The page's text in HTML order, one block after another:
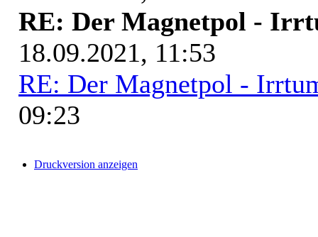
RE: Der Magnetpol -
18.09.2021, 11:53
RE: Der Magnetpol -
09:23
Druckversion anzeigen